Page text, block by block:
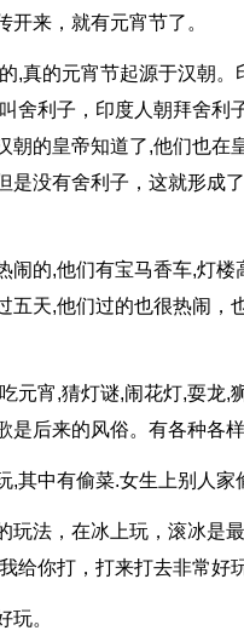
开来，就有元宵节了。
,真的元宵节起源于汉朝
舍利子，印度人朝拜舍
朝的皇帝知道了,他们也在
是没有舍利子，这就形成
闹的,他们有宝马香车,灯
五天,他们过的也很热闹，
元宵,猜灯谜,闹花灯,耍龙
是后来的风俗。有各种各样
,其中有偷菜.女生上别人家
玩法，在冰上玩，滚冰是
给你打，打来打去非常好玩
玩。